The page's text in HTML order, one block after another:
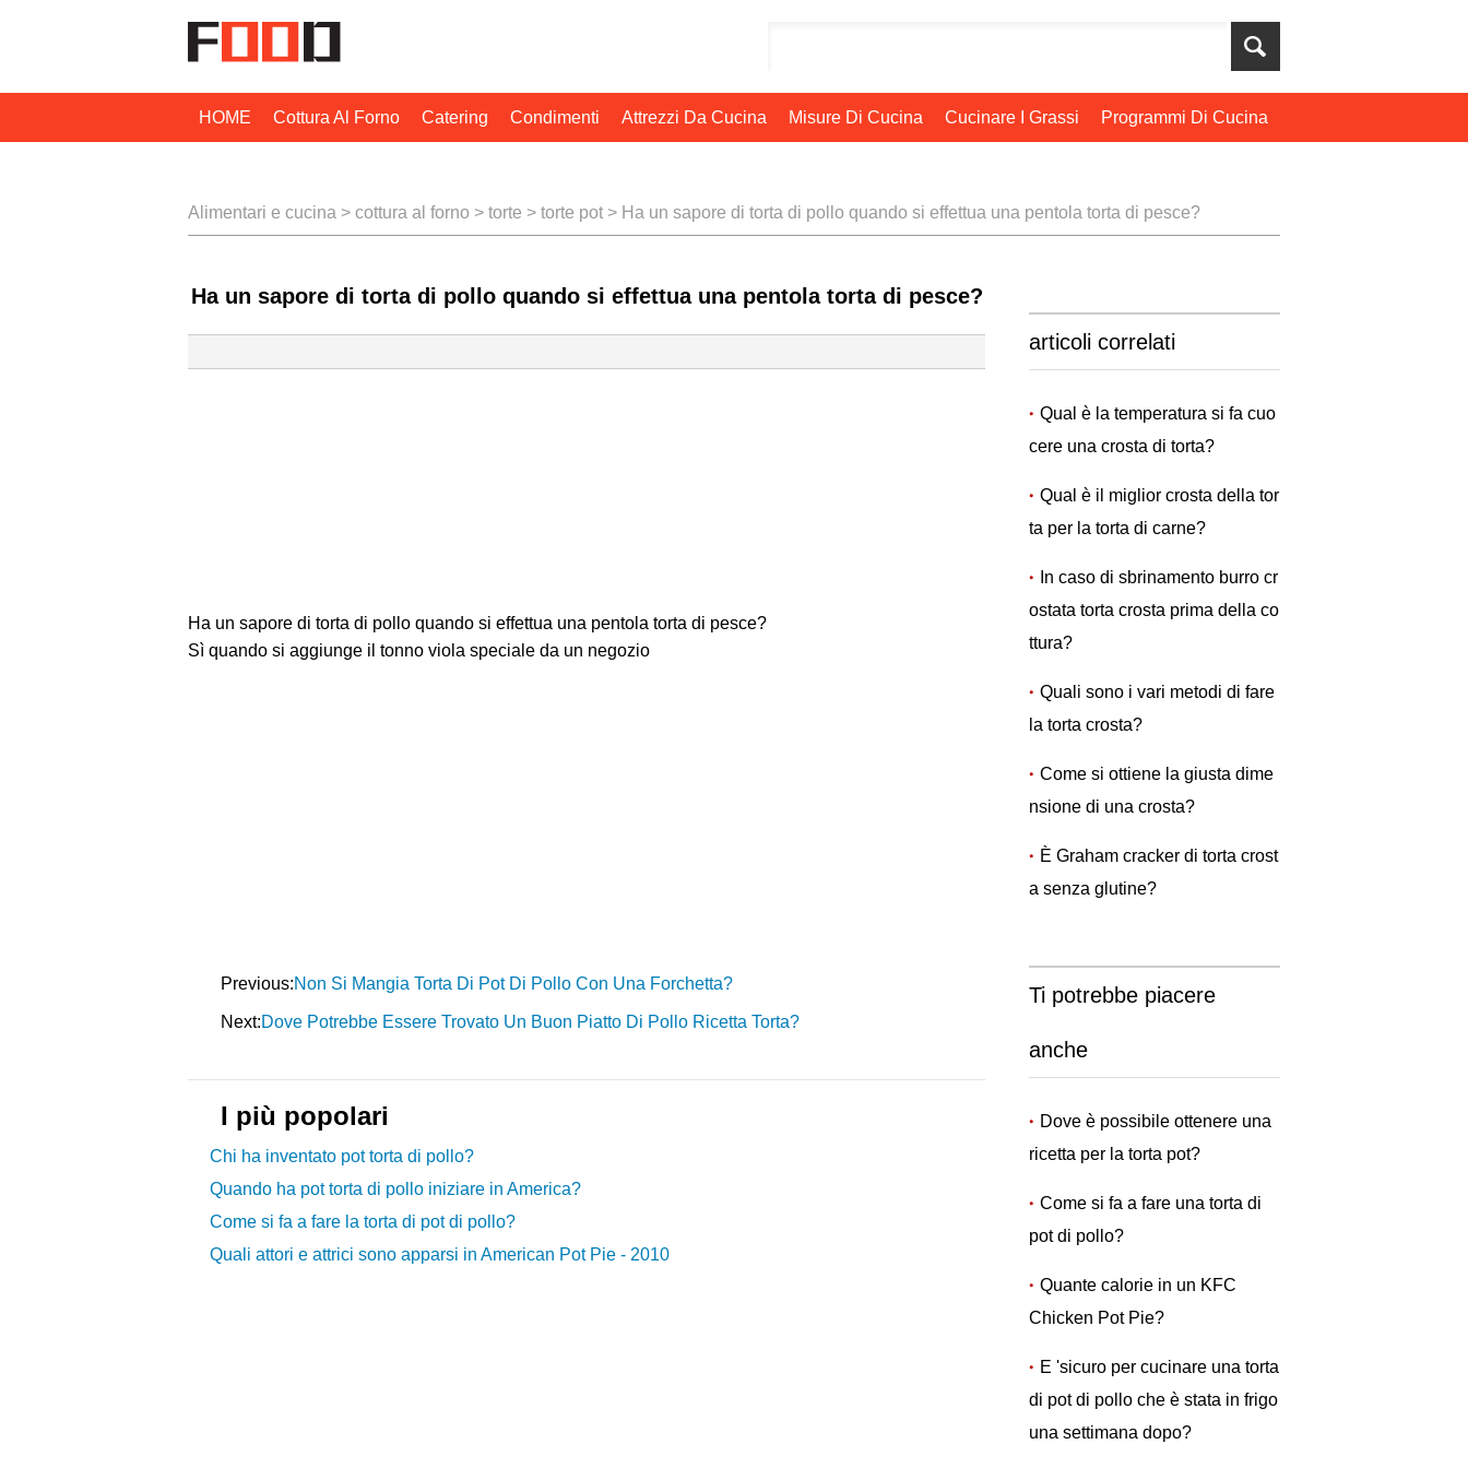
HOME Cottura Al Forno Catering Condimenti Attrezzi Da Cucina Misure Di Cucina Cucinare I Grassi Programmi Di Cucina
Alimentari e cucina > cottura al forno > torte > torte pot > Ha un sapore di torta di pollo quando si effettua una pentola torta di pesce?
Ha un sapore di torta di pollo quando si effettua una pentola torta di pesce?
Ha un sapore di torta di pollo quando si effettua una pentola torta di pesce?
Sì quando si aggiunge il tonno viola speciale da un negozio
Previous:Non Si Mangia Torta Di Pot Di Pollo Con Una Forchetta?
Next:Dove Potrebbe Essere Trovato Un Buon Piatto Di Pollo Ricetta Torta?
I più popolari
Chi ha inventato pot torta di pollo?
Quando ha pot torta di pollo iniziare in America?
Come si fa a fare la torta di pot di pollo?
Quali attori e attrici sono apparsi in American Pot Pie - 2010
articoli correlati
Qual è la temperatura si fa cuo
cere una crosta di torta?
Qual è il miglior crosta della tor
ta per la torta di carne?
In caso di sbrinamento burro cr
ostata torta crosta prima della co
ttura?
Quali sono i vari metodi di fare
la torta crosta?
Come si ottiene la giusta dime
nsione di una crosta?
È Graham cracker di torta crost
a senza glutine?
Ti potrebbe piacere
anche
Dove è possibile ottenere una
ricetta per la torta pot?
Come si fa a fare una torta di
pot di pollo?
Quante calorie in un KFC
Chicken Pot Pie?
E 'sicuro per cucinare una torta
di pot di pollo che è stata in frigo
una settimana dopo?